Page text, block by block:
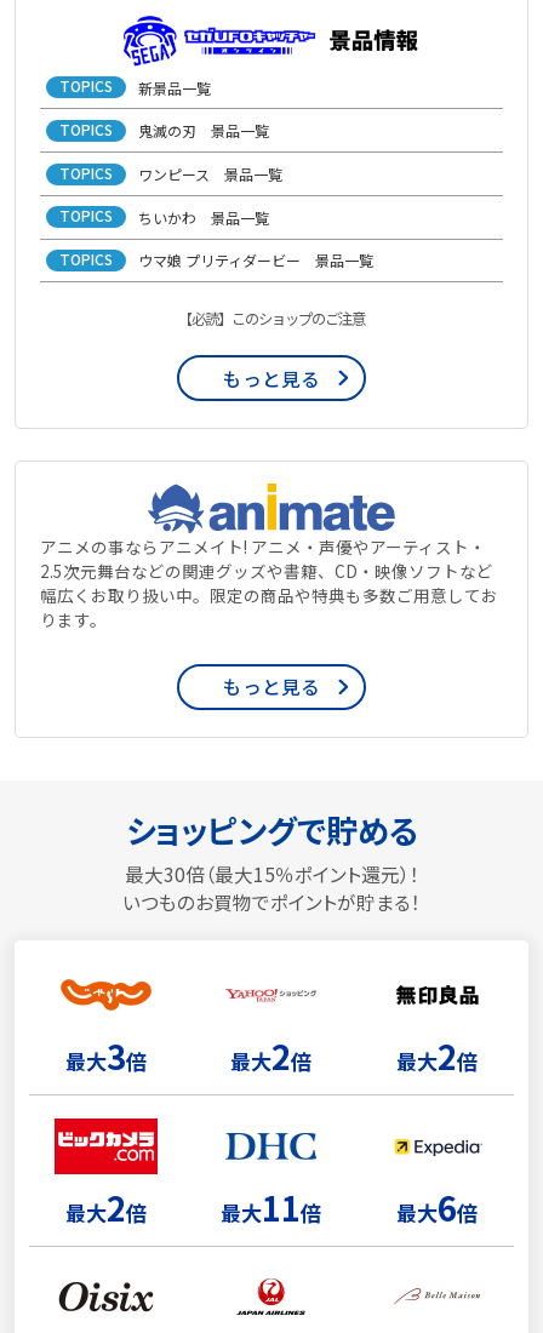
TOPICS 新景品一覧
TOPICS 鬼滅の刃 景品一覧
TOPICS ワンピース 景品一覧
TOPICS ちいかわ 景品一覧
TOPICS ウマ娘 プリティダービー 景品一覧
【必読】このショップのご注意
もっと見る
アニメの事ならアニメイト! アニメ・声優やアーティスト・
2.5次元舞台などの関連グッズや書籍、CD・映像ソフトなど
幅広くお取り扱い中。限定の商品や特典も多数ご用意してお
ります。
もっと見る
ショッピングで貯める
最大30倍（最大15％ポイント還元）！
いつものお買物でポイントが貯まる！
最大3倍 最大2倍 最大2倍
最大2倍 最大11倍 最大6倍